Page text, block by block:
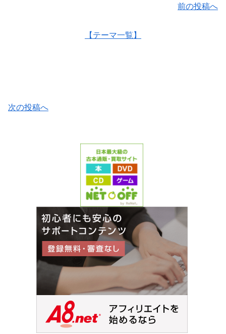
前の投稿へ
【テーマ一覧】
次の投稿へ